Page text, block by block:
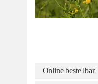
Online bestellbar